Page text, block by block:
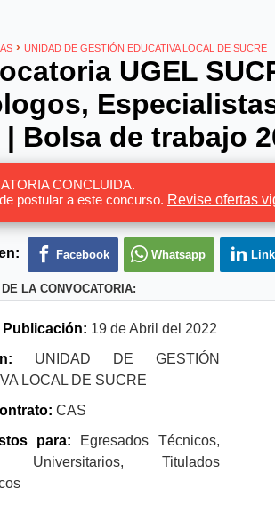
› UNIDAD DE GESTIÓN EDUCATIVA LOCAL DE SUCRE
UGEL
Bolsa de trabajo
CONCLUIDA.
postular a este concurso. Revise ofertas
Facebook Whatsapp
LA CONVOCATORIA:
Publicación: 19 de Abril del 2022
UNIDAD DE GESTIÓN
LOCAL DE SUCRE
CAS
para: Egresados Técnicos,
Universitarios, Titulados